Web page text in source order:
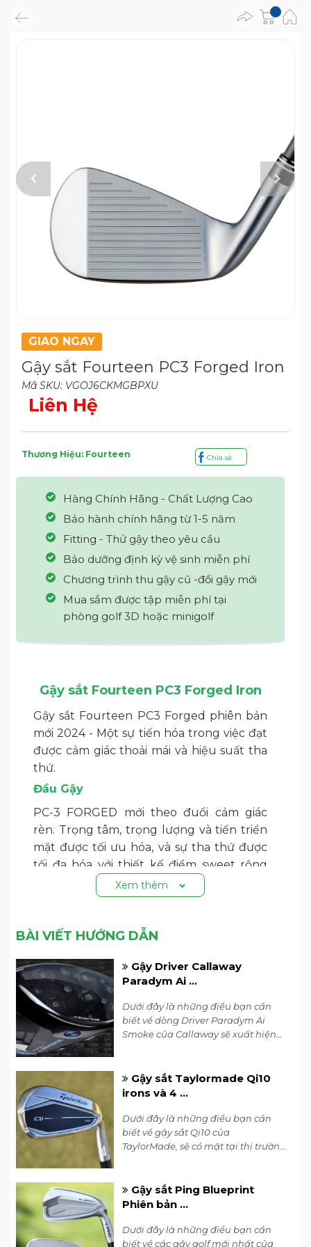
GIAO NGAY
Gậy sắt Fourteen PC3 Forged Iron
Mã SKU: VGOJ6CKMGBPXU
Liên Hệ
Thương Hiệu: Fourteen Chia sẻ
Hàng Chính Hãng - Chất Lượng Cao
Bảo hành chính hãng từ 1-5 năm
Fitting - Thử gậy theo yêu cầu
Bảo dưỡng định kỳ vệ sinh miễn phí
Chương trình thu gậy cũ -đổi gậy mới
Mua sắm được tập miễn phí tại
phòng golf 3D hoặc minigolf
Gậy sắt Fourteen PC3 Forged Iron
Gậy sắt Fourteen PC3 Forged phiên bản
mới 2024 - Một sự tiến hóa trong việc đạt
được cảm giác thoải mái và hiệu suất tha
thứ.
Đầu Gậy
PC-3 FORGED mới theo đuổi cảm giác
rèn. Trọng tâm, trọng lượng và tiến triển
mặt được tối ưu hóa, và sự tha thứ được
tối đa hóa với thiết kế điểm sweet rộng
Gậy sắt Fourteen PC3 Forged Iron
Shaft FS-90i
FS-90i là một trục gốc từ Fourteen phát
triển cùng với Công ty Nippon Shaft. Nó
tối đa hóa chuyển động năng lượng khi
va chạm và khuyến khích nhịp đập mượt
mà bằng cách giảm độ cứng từ đầu gậy
đến trung tâm trục và giảm trọng lượng
của trục, nhẹ hơn 5g so với trục N.S. Pro
950.
Shaft FT50i, FT60i, FT40i
Bằng cách giảm sự chênh lệch độ cứng
giữa đầu gậy và đỉnh, toàn bộ trục uốn
Xem thêm
BÀI VIẾT HƯỚNG DẪN
Gậy Driver Callaway
Paradym Ai ...
Dưới đây là những điều bạn cần
biết về dòng Driver Paradym Ai
Smoke của Callaway sẽ xuất hiện
Gậy sắt Taylormade Qi10
irons và 4 ...
Dưới đây là những điều bạn cần
biết về gậy sắt Qi10 của
TaylorMade, sẽ có mặt tại thị trường
gậy sắt Taylormade Qi10 irons.
Gậy sắt Ping Blueprint
Phiên bản ...
Dưới đây là những điều bạn cần
biết về các gậy golf mới nhất của